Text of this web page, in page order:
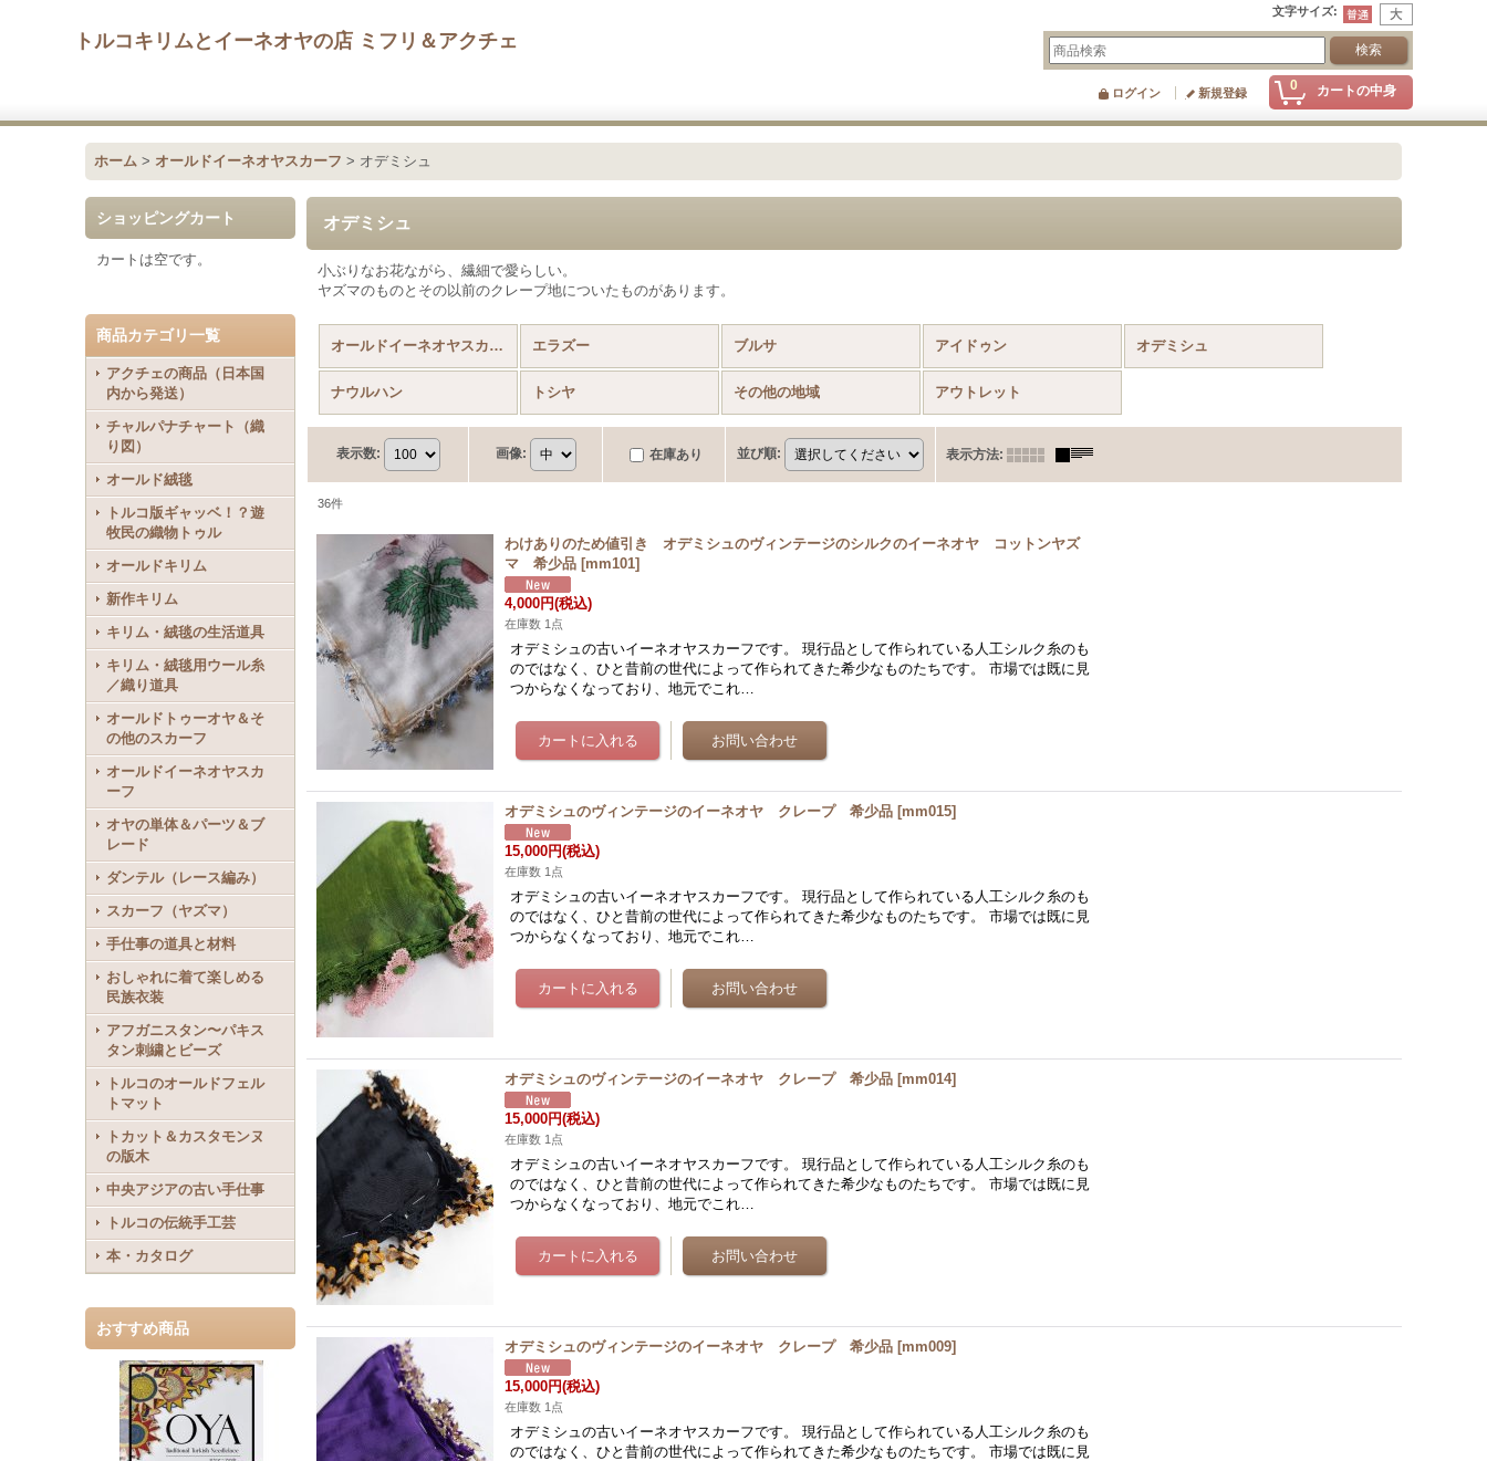
文字サイズ:
トルコキリムとイーネオヤの店 ミフリ＆アクチェ
0 カートの中身
ログイン 新規登録
ホーム > オールドイーネオヤスカーフ > オデミシュ
ショッピングカート
カートは空です。
商品カテゴリ一覧
アクチェの商品（日本国
内から発送）
チャルパナチャート（織
り図）
オールド絨毯
トルコ版ギャッベ！？遊
牧民の織物トゥル
オールドキリム
新作キリム
キリム・絨毯の生活道具
キリム・絨毯用ウール糸
／織り道具
オールドトゥーオヤ＆そ
の他のスカーフ
オールドイーネオヤスカ
ーフ
オヤの単体＆パーツ＆ブ
レード
ダンテル（レース編み）
スカーフ（ヤズマ）
手仕事の道具と材料
おしゃれに着て楽しめる
民族衣装
アフガニスタン〜パキス
タン刺繍とビーズ
トルコのオールドフェル
トマット
トカット＆カスタモンヌ
の版木
中央アジアの古い手仕事
トルコの伝統手工芸
本・カタログ
おすすめ商品
オデミシュ
小ぶりなお花ながら、繊細で愛らしい。
ヤズマのものとその以前のクレープ地についたものがあります。
オールドイーネオヤスカーフ (全商品) エラズー ブルサ アイドゥン オデミシュ
ナウルハン トシヤ その他の地域 アウトレット
表示数: 画像: 在庫あり 並び順: 表示方法:
36件
わけありのため値引き オデミシュのヴィンテージのシルクのイーネオヤ コットンヤズ
マ 希少品 [mm101]
4,000円(税込)
在庫数 1点
オデミシュの古いイーネオヤスカーフです。 現行品として作られている人工シルク糸のも
のではなく、ひと昔前の世代によって作られてきた希少なものたちです。 市場では既に見
つからなくなっており、地元でこれ…
オデミシュのヴィンテージのイーネオヤ クレープ 希少品 [mm015]
15,000円(税込)
在庫数 1点
オデミシュの古いイーネオヤスカーフです。 現行品として作られている人工シルク糸のも
のではなく、ひと昔前の世代によって作られてきた希少なものたちです。 市場では既に見
つからなくなっており、地元でこれ…
オデミシュのヴィンテージのイーネオヤ クレープ 希少品 [mm014]
15,000円(税込)
在庫数 1点
オデミシュの古いイーネオヤスカーフです。 現行品として作られている人工シルク糸のも
のではなく、ひと昔前の世代によって作られてきた希少なものたちです。 市場では既に見
つからなくなっており、地元でこれ…
オデミシュのヴィンテージのイーネオヤ クレープ 希少品 [mm009]
15,000円(税込)
在庫数 1点
オデミシュの古いイーネオヤスカーフです。 現行品として作られている人工シルク糸のも
のではなく、ひと昔前の世代によって作られてきた希少なものたちです。 市場では既に見